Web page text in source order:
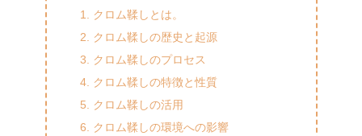
クロム鞣しとは。
クロム鞣しの歴史と起源
クロム鞣しのプロセス
クロム鞣しの特徴と性質
クロム鞣しの活用
クロム鞣しの環境への影響